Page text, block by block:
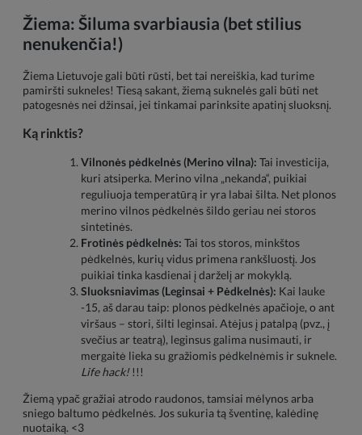
Žiema: Šiluma svarbiausia (bet stilius
nenukenčia!)
Žiema Lietuvoje gali būti rūsti, bet tai nereiškia, kad turime
pamiršti sukneles! Tiesą sakant, žiemą suknelės gali būti net
patogesnės nei džinsai, jei tinkamai parinksite apatinį sluoksnį.
Ką rinktis?
Vilnonės pėdkelnės (Merino vilna): Tai investicija,
kuri atsiperka. Merino vilna „nekanda“, puikiai
reguliuoja temperatūrą ir yra labai šilta. Net plonos
merino vilnos pėdkelnės šildo geriau nei storos
sintetinės.
Frotinės pėdkelnės: Tai tos storos, minkštos
pėdkelnės, kurių vidus primena rankšluostį. Jos
puikiai tinka kasdienai į darželį ar mokyklą.
Sluoksniavimas (Leginsai + Pėdkelnės): Kai lauke
-15, aš darau taip: plonos pėdkelnės apačioje, o ant
viršaus – stori, šilti leginsai. Atėjus į patalpą (pvz., į
svečius ar teatrą), leginsus galima nusimauti, ir
mergaitė lieka su gražiomis pėdkelnėmis ir suknele.
Life hack!!!!
Žiemą ypač gražiai atrodo raudonos, tamsiai mėlynos arba
sniego baltumo pėdkelnės. Jos sukuria tą šventinę, kalėdinę
nuotaiką. <3